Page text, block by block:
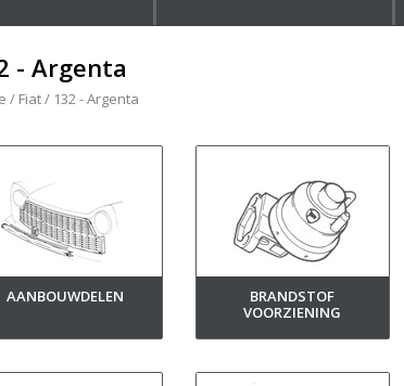
- Argenta
/ Fiat/ 132 - Argenta
AANBOUWDELEN
BRANDSTOF
VOORZIENING